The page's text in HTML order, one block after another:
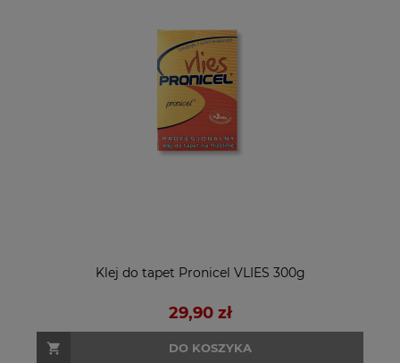
Klej do tapet Pronicel VLIES 300g
29,90 zł
DO KOSZYKA